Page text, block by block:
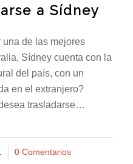
a Sídney
de las mejores
Sídney cuenta con la
del país, con un
en el extranjero?
trasladarse…
0 Comentarios